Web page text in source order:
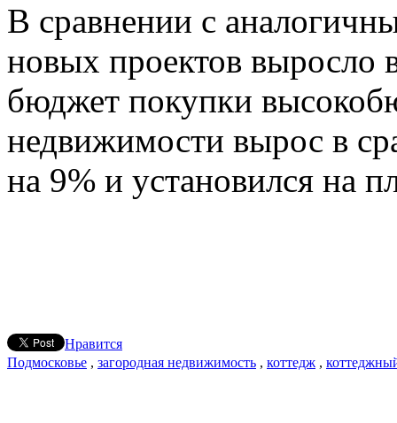
В сравнении с
новых проектов выросло
бюджет покупки
недвижимости вырос в
на 9% и установился на
Нравится
Подмосковье , загородная недвижимость , коттедж ,